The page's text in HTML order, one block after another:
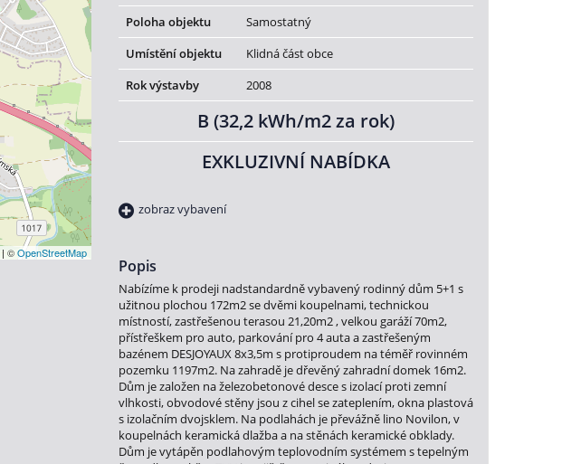
| ©OpenStreetMap
Poloha objektu
Samostatný
Umístění objektu
Klidná část obce
Rok výstavby
2008
B (32,2 kWh/m2 za rok)
EXKLUZIVNÍ NABÍDKA
zobraz vybavení
Popis
Nabízíme k prodeji nadstandardně vybavený rodinný dům 5+1 s
užitnou plochou 172m2 se dvěmi koupelnami, technickou
místností, zastřešenou terasou 21,20m2 , velkou garáží 70m2,
přístřeškem pro auto, parkování pro 4 auta a zastřešeným
bazénem DESJOYAUX 8x3,5m s protiproudem na téměř rovinném
pozemku 1197m2. Na zahradě je dřevěný zahradní domek 16m2.
Dům je založen na železobetonové desce s izolací proti zemní
vlhkosti, obvodové stěny jsou z cihel se zateplením, okna plastová
s izolačním dvojsklem. Na podlahách je převážně lino Novilon, v
koupelnách keramická dlažba a na stěnách keramické obklady.
Dům je vytápěn podlahovým teplovodním systémem s tepelným